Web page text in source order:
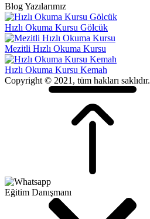
Blog Yazılarımız
Hızlı Okuma Kursu Gölcük
Mezitli Hızlı Okuma Kursu
Hızlı Okuma Kursu Kemah
Copyright © 2021, tüm hakları saklıdır.
Eğitim Danışmanı